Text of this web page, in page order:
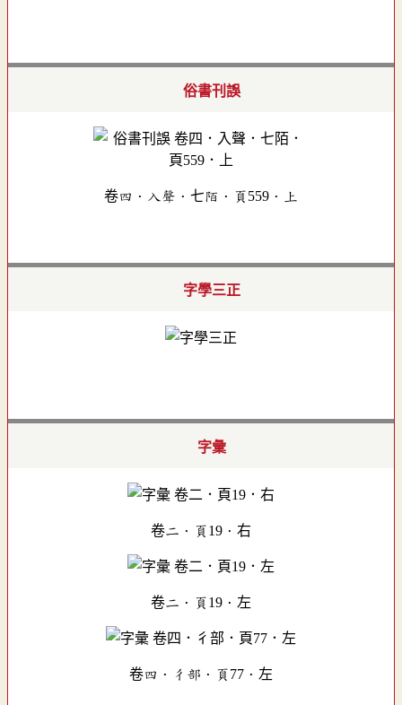
俗書刊誤
卷四．入聲．七陌．頁559．上
字學三正
字彙
卷二．頁19．右
卷二．頁19．左
卷四．彳部．頁77．左